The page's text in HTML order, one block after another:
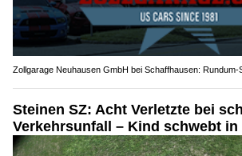
Zollgarage Neuhausen GmbH bei Schaffhausen:
Steinen SZ: Acht Verletzte bei
Verkehrsunfall – Kind schwebt